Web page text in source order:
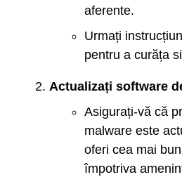
aferente.
Urmați
pentru a curăța
Actualizați software
Asigurați-vă că
malware este
oferi cea mai
împotriva